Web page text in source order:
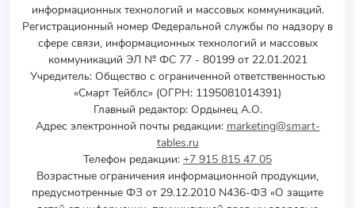
информационных технологий и массовых коммуникаций.
Регистрационный номер Федеральной службы по надзору в
сфере связи, информационных технологий и массовых
коммуникаций ЭЛ № ФС 77 - 80199 от 22.01.2021
Учредитель: Общество с ограниченной ответственностью
«Смарт Тейблс» (ОГРН: 1195081014391)
Главный редактор: Ордынец А.О.
Адрес электронной почты редакции: marketing@smart-
tables.ru
Телефон редакции: +7 915 815 47 05
Возрастные ограничения информационной продукции,
предусмотренные ФЗ от 29.12.2010 N436-ФЗ «О защите